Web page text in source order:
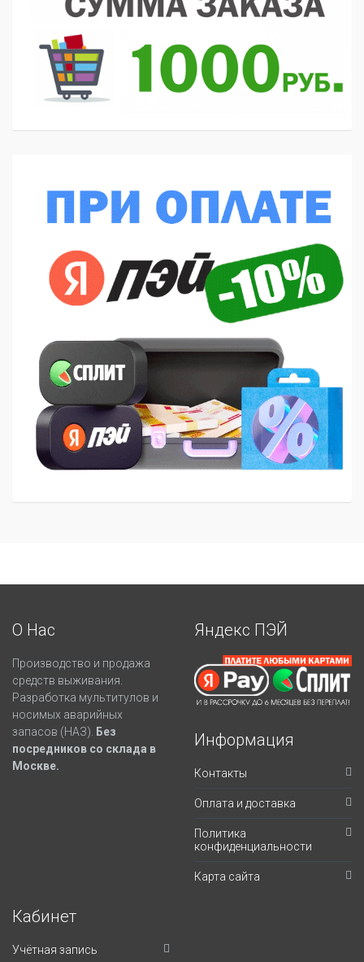
О Нас
Производство и продажа
средств выживания.
Разработка мультитулов и
носимых аварийных
запасов (НАЗ).
Без
посредников со склада в
Москве.
Яндекс ПЭЙ
Информация
Контакты
Оплата и доставка
Политика
конфиденциальности
Карта сайта
Кабинет
Учётная запись